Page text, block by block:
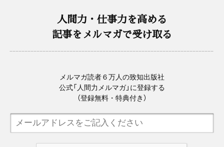
人間力・仕事力を高める
記事をメルマガで受け取る
メルマガ読者６万人の致知出版社
公式「人間力メルマガ」に登録する
（登録無料・特典付き）